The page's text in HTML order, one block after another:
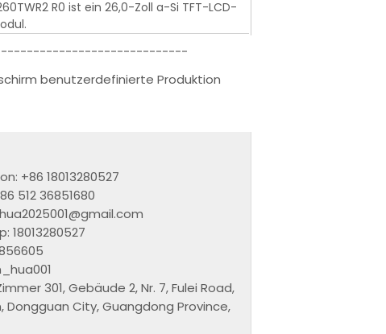
R0 ist ein 26,0-Zoll a-Si TFT-LCD-
benutzerdefinierte Produktion
+86 18013280527
512 36851680
18013280527
301, Gebäude 2, Nr. 7, Fulei Road,
Dongguan City, Guangdong Province,